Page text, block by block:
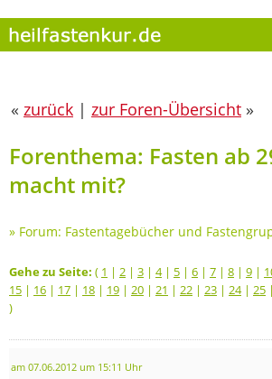
« zurück | zur Foren-Übersicht »
Forenthema: Fasten ab
macht mit?
» Forum: Fastentagebücher und
Gehe zu Seite: ( 1 | 2 | 3 | 4| 5 | 6 | 7 | 8 | 9 |
15 | 16 | 17 | 18 | 19 | 20 | 21 | 22 | 23 | 24| 25 |
)
am 07.06.2012 um 15:11 Uhr